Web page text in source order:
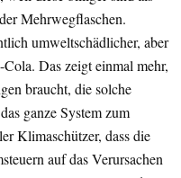
Mehrwegflaschen.
umweltschädlicher, aber
Das zeigt einmal mehr,
braucht, die solche
ganze System zum
Klimaschützer, dass die
auf das Verursachen